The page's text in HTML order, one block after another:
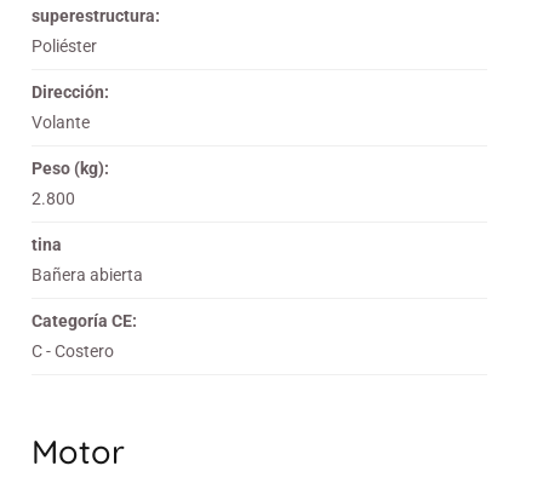
superestructura:
Poliéster
Dirección:
Volante
Peso (kg):
2.800
tina
Bañera abierta
Categoría CE:
C - Costero
Motor